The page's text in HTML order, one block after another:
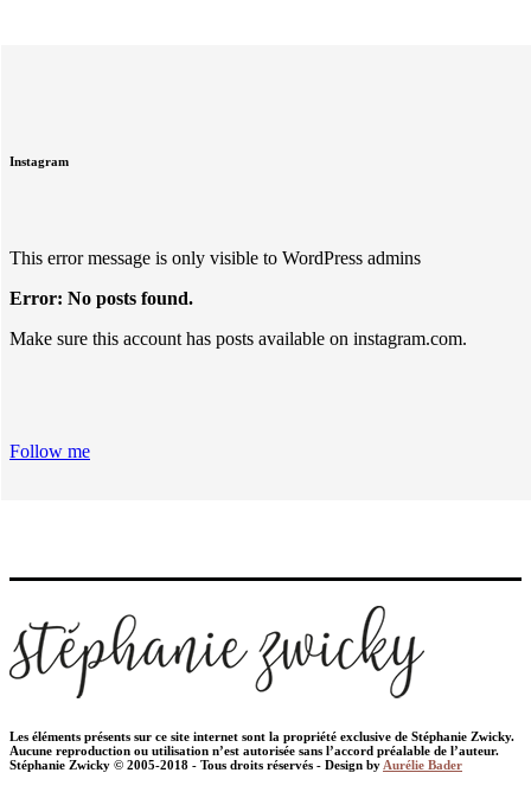
Instagram
This error message is only visible to WordPress admins
Error: No posts found.
Make sure this account has posts available on instagram.com.
Follow me
Les éléments présents sur ce site internet sont la propriété exclusive de Stéphanie Zwicky.
Aucune reproduction ou utilisation n’est autorisée sans l’accord préalable de l’auteur.
Stéphanie Zwicky © 2005-2018 - Tous droits réservés - Design by Aurélie Bader